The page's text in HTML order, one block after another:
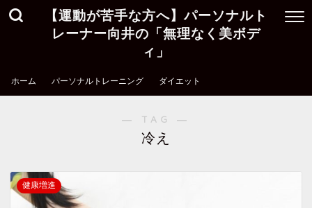
【運動が苦手な方へ】パーソナルト
レーナー向井の「無理なく美ボデ
ィ」
ホーム パーソナルトレーニング ダイエット
― TAG ―
冷え
健康増進